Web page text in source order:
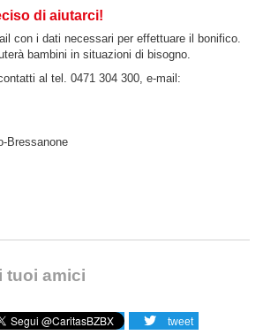
di aiutarci!
con i dati necessari per effettuare il bonifico.
bambini in situazioni di bisogno.
al tel. 0471 304 300, e-mail:
Bressanone
tuoi amici
tweet